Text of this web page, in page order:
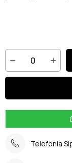
Telefonla